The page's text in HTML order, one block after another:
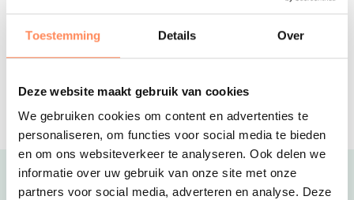
Toestemming Details Over
Deze website maakt gebruik van cookies
We gebruiken cookies om content en advertenties te
personaliseren, om functies voor social media te bieden
en om ons websiteverkeer te analyseren. Ook delen we
informatie over uw gebruik van onze site met onze
partners voor social media, adverteren en analyse. Deze
Klik voor alle activiteiten en voor het reserveren van een
plaats door naar de site van Boerderij De Boerinn via de
roze button!’
Op Terschelling huur je een tent naar
koeienboerderij!
grote vriendengroep naar Friesland!
Uitgelicht